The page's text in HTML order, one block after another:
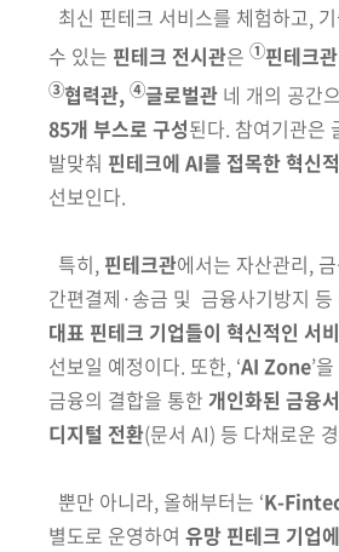
최신 핀테크 서비스를 체험하고,
수 있는 핀테크 전시관은 ①핀테크
③협력관, ④글로벌관 네 개의 공간
85개 부스로 구성된다. 참여기관은
발맞춰 핀테크에 AI를 접목한 혁신
선보인다.
특히, 핀테크관에서는 자산관리,
간편결제 ·송금 및 금융사기방지
대표 핀테크 기업들이 혁신적인 서
선보일 예정이다. 또한, ‘AI Zone’
금융의 결합을 통한 개인화된 금융
디지털 전환(문서 AI) 등 다채로운
뿐만 아니라, 올해부터는 ‘K-
별도로 운영하여 유망 핀테크 기업